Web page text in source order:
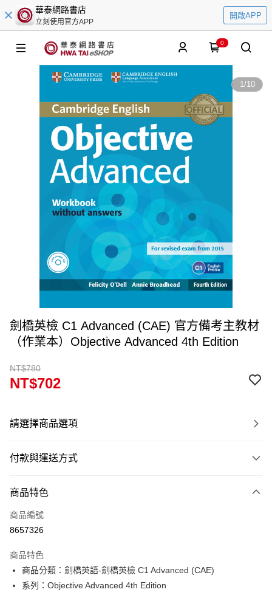
華泰網路書店
立刻使用官方APP
開啟APP
0
1/10
劍橋英檢 C1 Advanced (CAE) 官方備考主教材
（作業本）Objective Advanced 4th Edition
NT$780
NT$702
請選擇商品選項
付款與運送方式
信用卡一次付款
超商取貨付款
Google Pay
ATM付款
商品特色
商品編號
8657326
商品特色
商品分類：劍橋英語-劍橋英檢 C1 Advanced (CAE)
系列：Objective Advanced 4th Edition